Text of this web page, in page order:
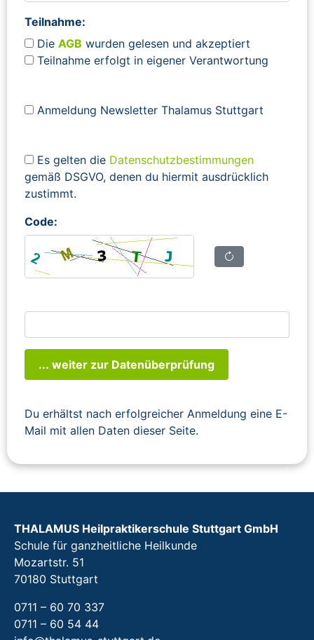
Teilnahme:
Die AGB wurden gelesen und akzeptiert
Teilnahme erfolgt in eigener Verantwortung
Anmeldung Newsletter Thalamus Stuttgart
Es gelten die Datenschutzbestimmungen
gemäß DSGVO, denen du hiermit ausdrücklich
zustimmt.
Code:
... weiter zur Datenüberprüfung
Du erhältst nach erfolgreicher Anmeldung eine E-
Mail mit allen Daten dieser Seite.
THALAMUS Heilpraktikerschule Stuttgart GmbH
Schule für ganzheitliche Heilkunde
Mozartstr. 51
70180 Stuttgart
0711 – 60 70 337
0711 – 60 54 44